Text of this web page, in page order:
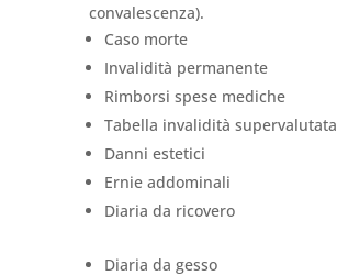
convalescenza).
Caso morte
Invalidità permanente
Rimborsi spese mediche
Tabella invalidità supervalutata
Danni estetici
Ernie addominali
Diaria da ricovero
Diaria da gesso